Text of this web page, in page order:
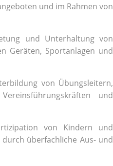
und im Rahmen von
und Unterhaltung von
Geräten, Sportanlagen und
von Übungsleitern,
und
von Kindern und
durch überfachliche Aus- und